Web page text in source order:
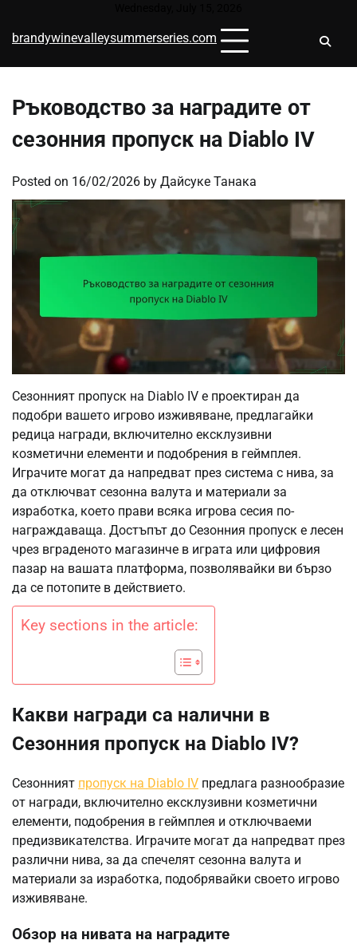
content
brandywinevalleysummerseries.com
Ръководство за наградите от
сезонния пропуск на Diablo IV
Posted on 16/02/2026 by Дайсуке Танака
Сезонният пропуск на Diablo IV е проектиран да
подобри вашето игрово изживяване, предлагайки
редица награди, включително ексклузивни
козметични елементи и подобрения в геймплея.
Играчите могат да напредват през система с нива, за
да отключват сезонна валута и материали за
изработка, което прави всяка игрова сесия по-
награждаваща. Достъпът до Сезонния пропуск е лесен
чрез вграденото магазинче в играта или цифровия
пазар на вашата платформа, позволявайки ви бързо
да се потопите в действието.
Key sections in the article:
Какви награди са налични в
Сезонния пропуск на Diablo IV?
Сезонният пропуск на Diablo IV предлага разнообразие
от награди, включително ексклузивни козметични
елементи, подобрения в геймплея и отключваеми
предизвикателства. Играчите могат да напредват през
различни нива, за да спечелят сезонна валута и
материали за изработка, подобрявайки своето игрово
изживяване.
Обзор на нивата на наградите